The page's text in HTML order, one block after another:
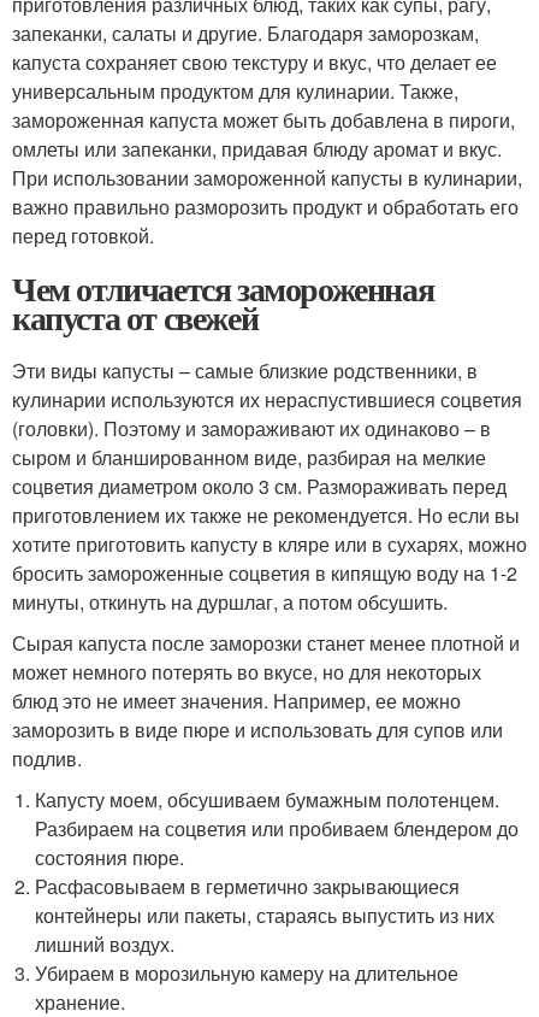
запеканки, салаты и другие. Благодаря заморозкам,
капуста сохраняет свою текстуру и вкус, что делает ее
универсальным продуктом для кулинарии. Также,
замороженная капуста может быть добавлена в пироги,
омлеты или запеканки, придавая блюду аромат и вкус.
При использовании замороженной капусты в кулинарии,
важно правильно разморозить продукт и обработать его
перед готовкой.
Чем отличается замороженная
капуста от свежей
Эти виды капусты – самые близкие родственники, в
кулинарии используются их нераспустившиеся соцветия
(головки). Поэтому и замораживают их одинаково – в
сыром и бланшированном виде, разбирая на мелкие
соцветия диаметром около 3 см. Размораживать перед
приготовлением их также не рекомендуется. Но если вы
хотите приготовить капусту в кляре или в сухарях, можно
бросить замороженные соцветия в кипящую воду на 1-2
минуты, откинуть на дуршлаг, а потом обсушить.
Сырая капуста после заморозки станет менее плотной и
может немного потерять во вкусе, но для некоторых
блюд это не имеет значения. Например, ее можно
заморозить в виде пюре и использовать для супов или
подлив.
Капусту моем, обсушиваем бумажным полотенцем.
Разбираем на соцветия или пробиваем блендером до
состояния пюре.
Расфасовываем в герметично закрывающиеся
контейнеры или пакеты, стараясь выпустить из них
лишний воздух.
Убираем в морозильную камеру на длительное
хранение.